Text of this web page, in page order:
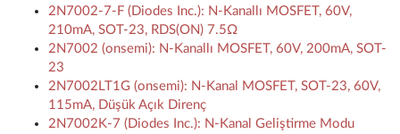
2N7002-7-F (Diodes Inc.): N-Kanallı MOSFET, 60V,
210mA, SOT-23, RDS(ON) 7.5Ω
2N7002 (onsemi): N-Kanallı MOSFET, 60V, 200mA, SOT-
23
2N7002LT1G (onsemi): N-Kanal MOSFET, SOT-23, 60V,
115mA, Düşük Açık Direnç
2N7002K-7 (Diodes Inc.): N-Kanal Geliştirme Modu